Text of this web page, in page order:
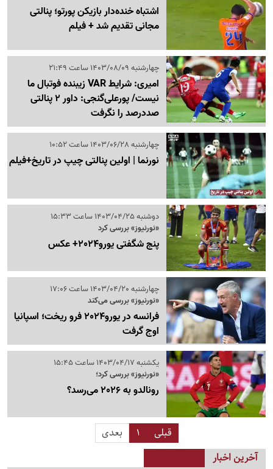
اشتباه خنده‌دار بازیکن پورتو؛ پنالتی
مجانی تقدیم شد + فیلم
چهارشنبه 1403/08/09 ساعت 21:49
امیری: شرایط VAR زیبنده فوتبال ما
نیست/ پورعلی‌گنجی: داور 2 پنالتی
صددرصد را نگرفت
چهارشنبه 1403/06/28 ساعت 10:52
نورنما | اولین پنالتی چیپ در تاریخ+فیلم
دوشنبه 1403/04/25 ساعت 15:33
«نورنیوز» بررسی کرد
پنج شگفتی یورو2024+ عکس
چهارشنبه 1403/04/20 ساعت 17:06
«نورنیوز» بررسی می‌کند
فرانسه در یورو2024 فرو ریخت؛ اسپانیا
اوج گرفت
یکشنبه 1403/04/17 ساعت 15:45
«نورنیوز» بررسی کرد؛
رونالدو به 2026 می‌رسد؟
قبلی 1
بعدی
آخرین اخبار